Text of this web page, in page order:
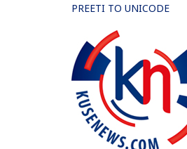
PREETI TO UNICODE